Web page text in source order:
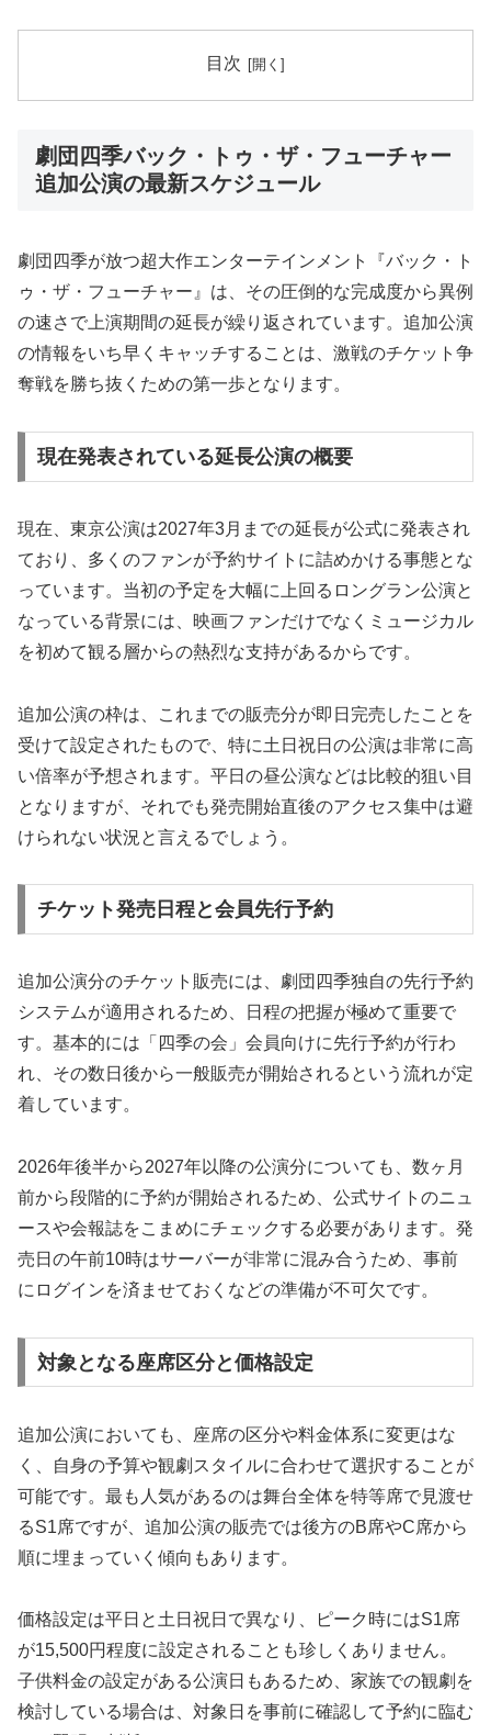
目次
劇団四季バック・トゥ・ザ・フューチャー
追加公演の最新スケジュール
劇団四季が放つ超大作エンターテインメント『バック・ト
ゥ・ザ・フューチャー』は、その圧倒的な完成度から異例
の速さで上演期間の延長が繰り返されています。追加公演
の情報をいち早くキャッチすることは、激戦のチケット争
奪戦を勝ち抜くための第一歩となります。
現在発表されている延長公演の概要
現在、東京公演は2027年3月までの延長が公式に発表され
ており、多くのファンが予約サイトに詰めかける事態とな
っています。当初の予定を大幅に上回るロングラン公演と
なっている背景には、映画ファンだけでなくミュージカル
を初めて観る層からの熱烈な支持があるからです。
追加公演の枠は、これまでの販売分が即日完売したことを
受けて設定されたもので、特に土日祝日の公演は非常に高
い倍率が予想されます。平日の昼公演などは比較的狙い目
となりますが、それでも発売開始直後のアクセス集中は避
けられない状況と言えるでしょう。
チケット発売日程と会員先行予約
追加公演分のチケット販売には、劇団四季独自の先行予約
システムが適用されるため、日程の把握が極めて重要で
す。基本的には「四季の会」会員向けに先行予約が行わ
れ、その数日後から一般販売が開始されるという流れが定
着しています。
2026年後半から2027年以降の公演分についても、数ヶ月
前から段階的に予約が開始されるため、公式サイトのニュ
ースや会報誌をこまめにチェックする必要があります。発
売日の午前10時はサーバーが非常に混み合うため、事前
にログインを済ませておくなどの準備が不可欠です。
対象となる座席区分と価格設定
追加公演においても、座席の区分や料金体系に変更はな
く、自身の予算や観劇スタイルに合わせて選択することが
可能です。最も人気があるのは舞台全体を特等席で見渡せ
るS1席ですが、追加公演の販売では後方のB席やC席から
順に埋まっていく傾向もあります。
価格設定は平日と土日祝日で異なり、ピーク時にはS1席
が15,500円程度に設定されることも珍しくありません。
子供料金の設定がある公演日もあるため、家族での観劇を
検討している場合は、対象日を事前に確認して予約に臨む